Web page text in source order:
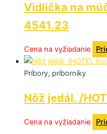
Vidlička na
4541.23
Cena na vyžiadanie
Príbory, príborníky
Nôž jedál. /
Cena na vyžiadanie